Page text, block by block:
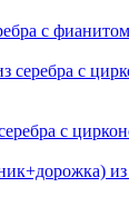
с
с